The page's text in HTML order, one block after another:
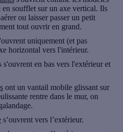
en soufflet sur un axe vertical. Ils
ou laisser passer un petit
tout ouvrir en grand.
uniquement (et pas
horizontal vers l'intérieur.
s'ouvrent en bas vers l'extérieur et
ont un vantail mobile glissant sur
rentre dans le mur, on
s’ouvrent vers l’extérieur.